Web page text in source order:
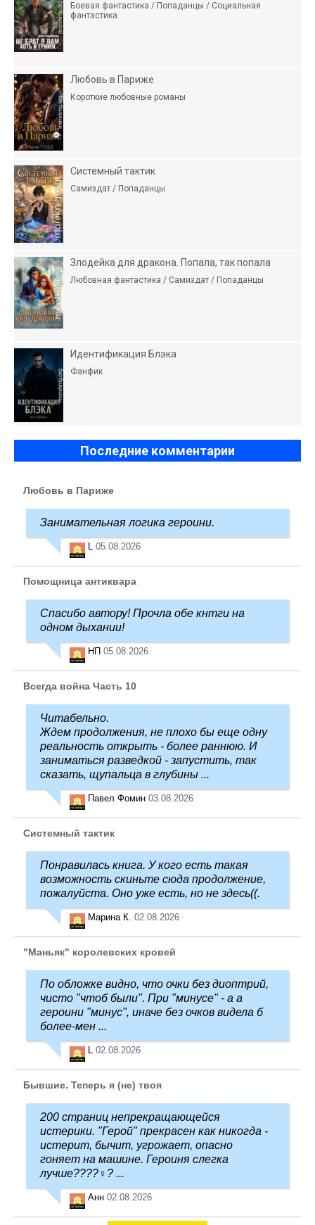
Боевая фантастика / Попаданцы / Социальная
фантастика
Любовь в Париже
Короткие любовные романы
Системный тактик
Самиздат / Попаданцы
Злодейка для дракона. Попала, так попала
Любовная фантастика / Самиздат / Попаданцы
Идентификация Блэка
Фанфик
Последние комментарии
Любовь в Париже
Занимательная логика героини.
L 05.08.2026
Помощница антиквара
Спасибо автору! Прочла обе кнтги на
одном дыхании!
НП 05.08.2026
Всегда война Часть 10
Читабельно.
Ждем продолжения, не плохо бы еще одну
реальность открыть - более раннюю. И
заниматься разведкой - запустить, так
сказать, щупальца в глубины ...
Павел Фомин 03.08.2026
Системный тактик
Понравилась книга. У кого есть такая
возможность скиньте сюда продолжение,
пожалуйста. Оно уже есть, но не здесь((.
Марина К. 02.08.2026
"Маньяк" королевских кровей
По обложке видно, что очки без диоптрий,
чисто "чтоб были". При "минусе" - а а
героини "минус", иначе без очков видела б
более-мен ...
L 02.08.2026
Бывшие. Теперь я (не) твоя
200 страниц непрекращающейся
истерики. "Герой" прекрасен как никогда -
истерит, бычит, угрожает, опасно
гоняет на машине. Героиня слегка
лучше????‍♀️? ...
Анн 02.08.2026